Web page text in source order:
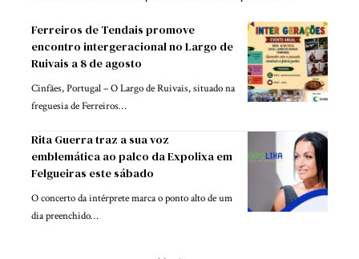
Ferreiros de Tendais promove
encontro intergeracional no Largo de
Ruivais a 8 de agosto
Cinfães, Portugal – O Largo de Ruivais, situado na
freguesia de Ferreiros…
Rita Guerra traz a sua voz
emblemática ao palco da Expolixa em
Felgueiras este sábado
O concerto da intérprete marca o ponto alto de um
dia preenchido…